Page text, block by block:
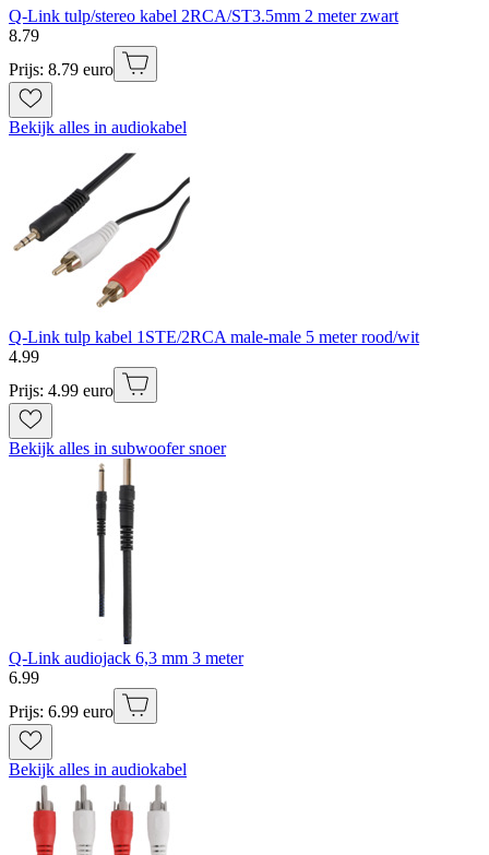
Q-Link tulp/stereo kabel 2RCA/ST3.5mm 2 meter zwart
8.79
Prijs: 8.79 euro
Bekijk alles in audiokabel
Q-Link tulp kabel 1STE/2RCA male-male 5 meter rood/wit
4.99
Prijs: 4.99 euro
Bekijk alles in subwoofer snoer
Q-Link audiojack 6,3 mm 3 meter
6.99
Prijs: 6.99 euro
Bekijk alles in audiokabel